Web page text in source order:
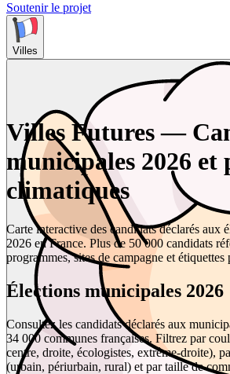
Soutenir le projet
Villes
Villes Futures —
municipales 2026 et
climatiques
Carte interactive des candidats déclarés aux
2026 en France. Plus de 50 000 candidats
programmes, sites de campagne et étiquettes
Élections municipales 2026
Consultez les candidats déclarés aux
34 000 communes françaises. Filtrez par
centre, droite, écologistes, extrême-droite),
(urbain, périurbain, rural) et par taille de